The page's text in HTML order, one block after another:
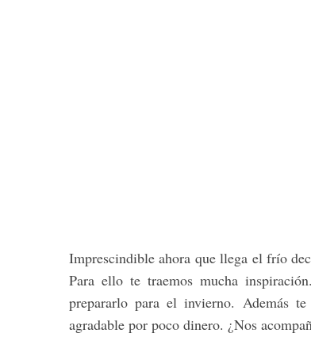
Imprescindible ahora que llega el frío
Para ello te traemos mucha
prepararlo para el invierno. Además
agradable por poco dinero. ¿Nos